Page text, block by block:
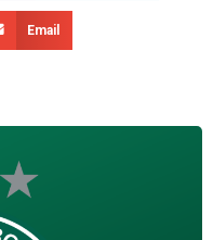
Email